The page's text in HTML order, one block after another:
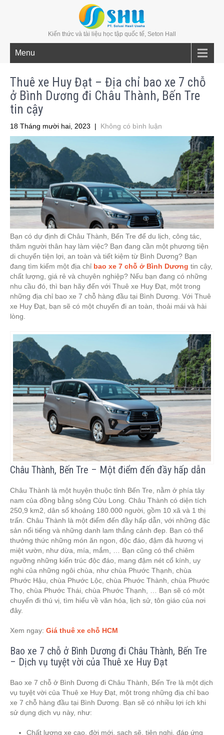
Kiến thức và tài liệu học tập quốc tế, Seton Hall
Menu
Thuê xe Huy Đạt – Địa chỉ bao xe 7 chỗ
ở Bình Dương đi Châu Thành, Bến Tre
tin cậy
18 Tháng mười hai, 2023 | Không có bình luận
Bạn có dự định đi Châu Thành, Bến Tre để du lịch, công tác,
thăm người thân hay làm việc? Bạn đang cần một phương tiện
di chuyển tiện lợi, an toàn và tiết kiệm từ Bình Dương? Bạn
đang tìm kiếm một địa chỉ bao xe 7 chỗ ở Bình Dương tin cậy,
chất lượng, giá rẻ và chuyên nghiệp? Nếu bạn đang có những
nhu cầu đó, thì bạn hãy đến với Thuê xe Huy Đạt, một trong
những địa chỉ bao xe 7 chỗ hàng đầu tại Bình Dương. Với Thuê
xe Huy Đạt, bạn sẽ có một chuyến đi an toàn, thoải mái và hài
lòng.
Châu Thành, Bến Tre – Một điểm đến đầy hấp dẫn
Châu Thành là một huyện thuộc tỉnh Bến Tre, nằm ở phía tây
nam của đồng bằng sông Cửu Long. Châu Thành có diện tích
250,9 km2, dân số khoảng 180.000 người, gồm 10 xã và 1 thị
trấn. Châu Thành là một điểm đến đầy hấp dẫn, với những đặc
sản nổi tiếng và những danh lam thắng cảnh đẹp. Bạn có thể
thưởng thức những món ăn ngon, độc đáo, đậm đà hương vị
miệt vườn, như dừa, mía, mắm, … Bạn cũng có thể chiêm
ngưỡng những kiến trúc độc đáo, mang đậm nét cổ kính, uy
nghi của những ngôi chùa, như chùa Phước Thạnh, chùa
Phước Hậu, chùa Phước Lộc, chùa Phước Thành, chùa Phước
Thọ, chùa Phước Thái, chùa Phước Thạnh, … Bạn sẽ có một
chuyến đi thú vị, tìm hiểu về văn hóa, lịch sử, tôn giáo của nơi
đây.
Xem ngay: Giá thuê xe chỗ HCM
Bao xe 7 chỗ ở Bình Dương đi Châu Thành, Bến Tre
– Dịch vụ tuyệt vời của Thuê xe Huy Đạt
Bao xe 7 chỗ ở Bình Dương đi Châu Thành, Bến Tre là một dịch
vụ tuyệt vời của Thuê xe Huy Đạt, một trong những địa chỉ bao
xe 7 chỗ hàng đầu tại Bình Dương. Bạn sẽ có nhiều lợi ích khi
sử dụng dịch vụ này, như:
Chất lượng xe cao, đời mới, sạch sẽ, tiện nghi, đáp ứng